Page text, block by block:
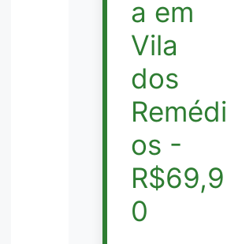
a em
Vila
dos
Remédi
os -
R$69,9
0